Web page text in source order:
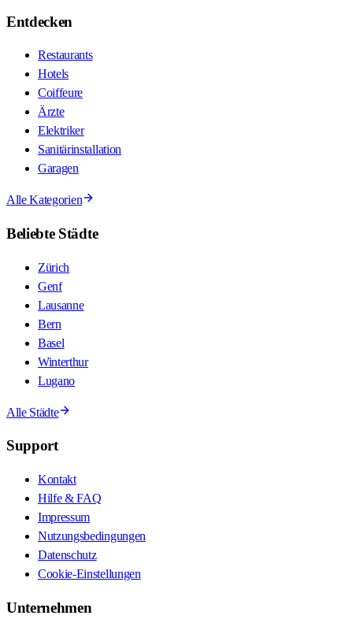
Entdecken
Restaurants
Hotels
Coiffeure
Ärzte
Elektriker
Sanitärinstallation
Garagen
Alle Kategorien
Beliebte Städte
Zürich
Genf
Lausanne
Bern
Basel
Winterthur
Lugano
Alle Städte
Support
Kontakt
Hilfe & FAQ
Impressum
Nutzungsbedingungen
Datenschutz
Cookie-Einstellungen
Unternehmen